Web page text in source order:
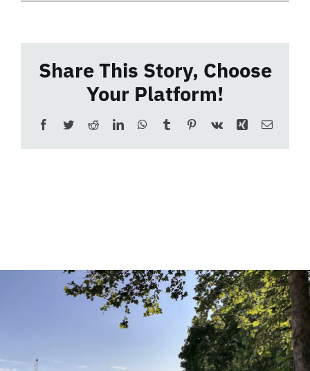
NewsShare This Story, Choose
Your Platform!
Facebook
TwitterRedditLinkedInWhatsApp
TumblrPinterest
Vk Xing Email